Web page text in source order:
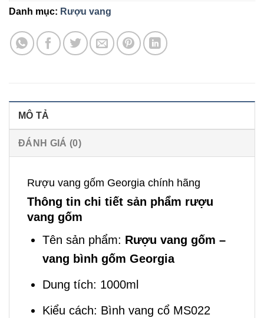
Danh mục: Rượu vang
MÔ TẢ
ĐÁNH GIÁ (0)
Rượu vang gốm Georgia chính hãng
Thông tin chi tiết sản phẩm rượu
vang gốm
Tên sản phẩm: Rượu vang gốm –
vang bình gốm Georgia
Dung tích: 1000ml
Kiểu cách: Bình vang cổ MS022